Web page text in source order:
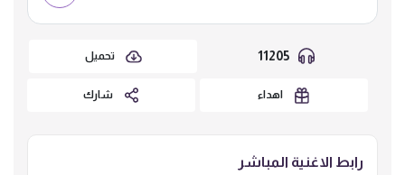
11205 تحميل
اهداء شارك
رابط الاغنية المباشر